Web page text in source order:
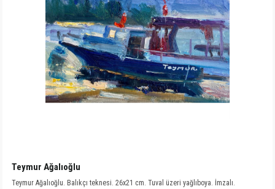
Teymur Ağalıoğlu
Teymur Ağalıoğlu. Balıkçı teknesi. 26x21 cm. Tuval üzeri yağlıboya. İmzalı.